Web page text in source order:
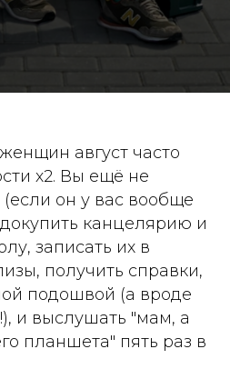
август часто
х2. Вы ещё не
он у вас вообще
канцелярию и
записать их в
получить справки,
подошвой (а вроде
и выслушать "мам, а
планшета" пять раз в